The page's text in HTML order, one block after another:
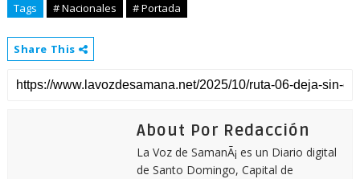
Tags # Nacionales # Portada
Share This
About Por Redacción
La Voz de SamanÃ¡ es un Diario digital
de Santo Domingo, Capital de